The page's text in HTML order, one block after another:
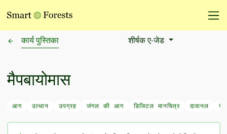
कार्य पुस्तिका शीर्षक ए-जेड
मैपबायोमास
आग उत्थान उपग्रह जंगल की आग डिजिटल मानचित्र दावानल